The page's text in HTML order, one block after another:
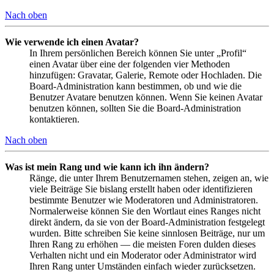
Nach oben
Wie verwende ich einen Avatar?
In Ihrem persönlichen Bereich können Sie unter „Profil“
einen Avatar über eine der folgenden vier Methoden
hinzufügen: Gravatar, Galerie, Remote oder Hochladen. Die
Board-Administration kann bestimmen, ob und wie die
Benutzer Avatare benutzen können. Wenn Sie keinen Avatar
benutzen können, sollten Sie die Board-Administration
kontaktieren.
Nach oben
Was ist mein Rang und wie kann ich ihn ändern?
Ränge, die unter Ihrem Benutzernamen stehen, zeigen an, wie
viele Beiträge Sie bislang erstellt haben oder identifizieren
bestimmte Benutzer wie Moderatoren und Administratoren.
Normalerweise können Sie den Wortlaut eines Ranges nicht
direkt ändern, da sie von der Board-Administration festgelegt
wurden. Bitte schreiben Sie keine sinnlosen Beiträge, nur um
Ihren Rang zu erhöhen — die meisten Foren dulden dieses
Verhalten nicht und ein Moderator oder Administrator wird
Ihren Rang unter Umständen einfach wieder zurücksetzen.